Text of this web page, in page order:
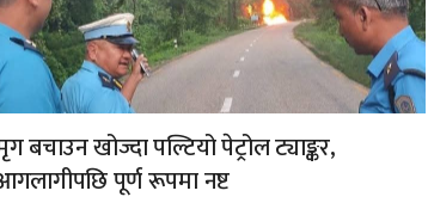
बचाउन खोज्दा पल्टियो पेट्रोल ट्याङ्कर,
पूर्ण रूपमा नष्ट